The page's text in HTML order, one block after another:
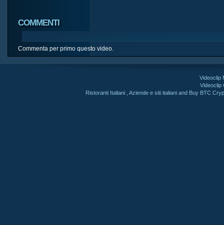
COMMENTI
Commenta per primo questo video.
Videoclip
Videoclip
Ristoranti Italiani ,Aziende e siti italiani and Buy BTC